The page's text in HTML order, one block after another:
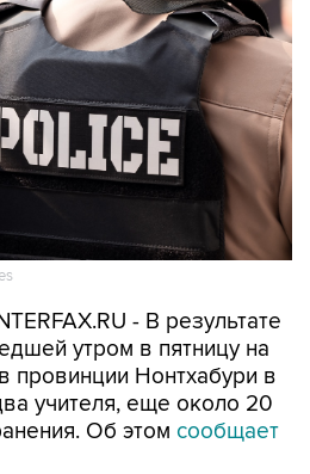
- В результате
утром в пятницу на
провинции Нонтхабури в
учителя, еще около 20
Об этом сообщает